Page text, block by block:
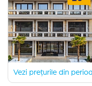
Vezi prețurile din